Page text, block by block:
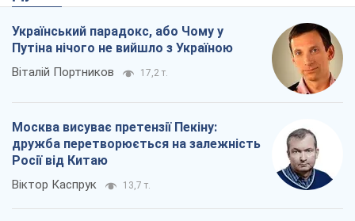
Український парадокс, або Чому у
Путіна нічого не вийшло з Україною
Віталій Портников 17,2 т.
Москва висуває претензії Пекіну:
дружба перетворюється на залежність
Росії від Китаю
Віктор Каспрук 13,7 т.